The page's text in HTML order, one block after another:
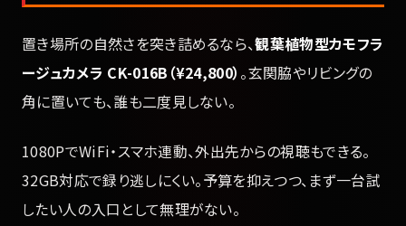
置き場所の自然さを突き詰めるなら、観葉植物型カモフラ
ージュカメラ CK-016B（¥24,800） 。玄関脇やリビングの
角に置いても、誰も二度見しない。
1080PでWiFi・スマホ連動、外出先からの視聴もできる。
32GB対応で録り逃しにくい。予算を抑えつつ、まず一台試
したい人の入口として無理がない。